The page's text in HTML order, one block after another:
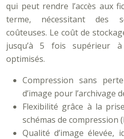
qui peut rendre l’accès aux
terme, nécessitant des
coûteuses. Le coût de
jusqu’à 5 fois supérieur
optimisés.
Compression sans
d’image pour l’archivage
Flexibilité grâce à la
schémas de compression
Qualité d’image élevée,